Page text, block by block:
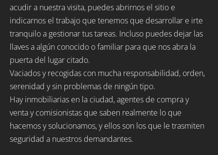
acudir a nuestra visita, puedes abrirnos el sitio e
indicarnos el trabajo que tenemos que desarrollar e irte
tranquilo a gestionar tus tareas. Incluso puedes dejar las
llaves a algún conocido o familiar para que nos abra la
puerta del lugar citado.
Vaciados y recogidas con mucha responsabilidad, orden,
serenidad y sin problemas de ningún tipo.
Hay inmobiliarias en la ciudad, agentes de compra y
venta y comisionistas que saben realmente lo que
hacemos y solucionamos, y ellos son los que le trasmiten
seguridad a nuestros demandantes.